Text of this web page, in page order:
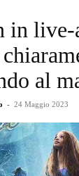
in
al
- 24 Maggio 2023